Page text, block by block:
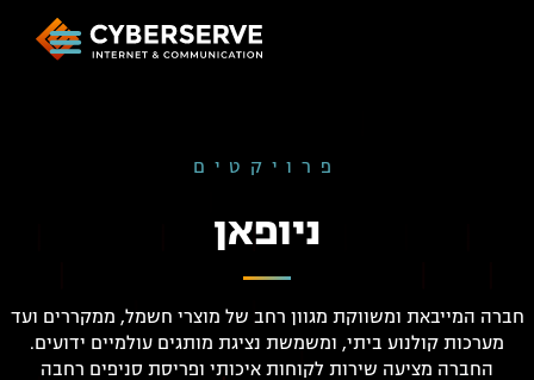
פרויקטים
ניופאן
חברה המייבאת ומשווקת מגוון רחב של מוצרי חשמל, ממקררים ועד
מערכות קולנוע ביתי, ומשמשת נציגת מותגים עולמיים ידועים.
החברה מציעה שירות לקוחות איכותי ופריסת סניפים רחבה